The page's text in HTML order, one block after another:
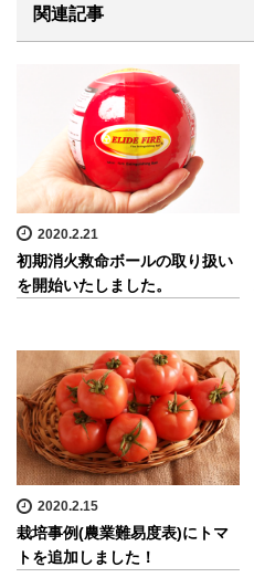
関連記事
2020.2.21
初期消火救命ボールの取り扱い
を開始いたしました。
2020.2.15
栽培事例(農業難易度表)にトマ
トを追加しました！